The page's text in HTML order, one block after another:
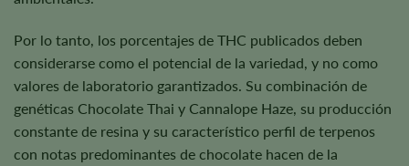
Por lo tanto, los porcentajes de THC publicados deben
considerarse como el potencial de la variedad, y no como
valores de laboratorio garantizados. Su combinación de
genéticas Chocolate Thai y Cannalope Haze, su producción
constante de resina y su característico perfil de terpenos
con notas predominantes de chocolate hacen de la